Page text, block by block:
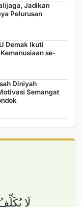
Jadikan
Pelurusan
Demak Ikuti
se-
Diniyah
Semangat
لَا